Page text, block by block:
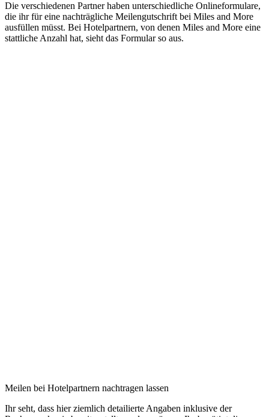
Die verschiedenen Partner haben unterschiedliche Onlineformulare,
die ihr für eine nachträgliche Meilengutschrift bei Miles and More
ausfüllen müsst. Bei Hotelpartnern, von denen Miles and More eine
stattliche Anzahl hat, sieht das Formular so aus.
Meilen bei Hotelpartnern nachtragen lassen
Ihr seht, dass hier ziemlich detailierte Angaben inklusive der